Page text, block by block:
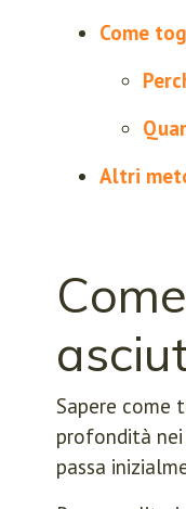
Come
Altri
Sapere come
profondità
passa